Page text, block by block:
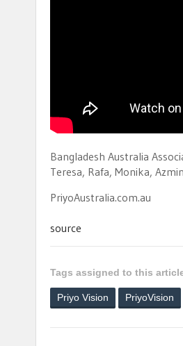
Bangladesh Australia
Teresa, Rafa, Monika,
PriyoAustralia.com.au
source
Tags assigned to this
Priyo Vision PriyoVision